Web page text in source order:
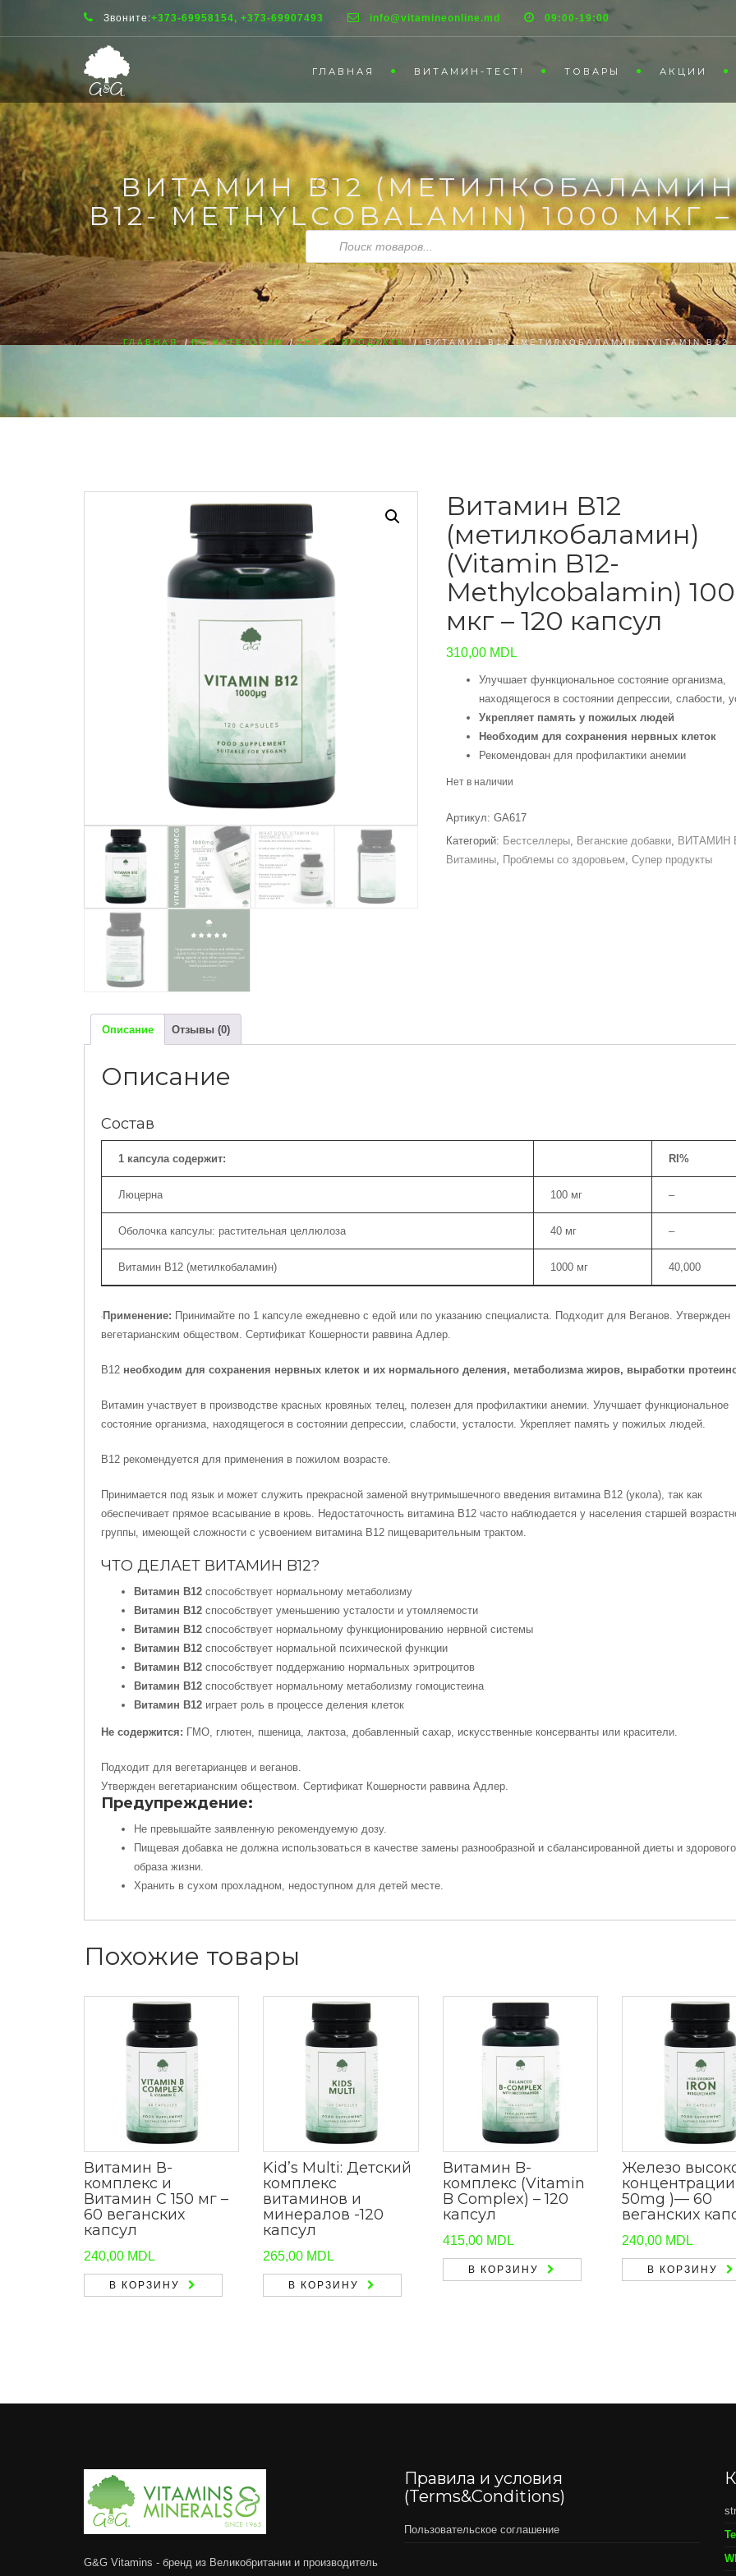
Звоните:+373-69958154, +373-69907493 info@vitamineonline.md 09:00-19:00
ГЛАВНАЯ ВИТАМИН-ТЕСТ! ТОВАРЫ АКЦИИ
ВИТАМИН B12 (МЕТИЛКОБАЛАМИН)
B12- METHYLCOBALAMIN) 1000 МКГ
Поиск
товаров
ГЛАВНАЯ /ПО КАТЕГОРИИ /СУПЕР ПРОДУКТЫ / ВИТАМИН B12 (МЕТИЛКОБАЛАМИН) (VITAMIN B12-
Витамин B12
(метилкобаламин)
(Vitamin B12-
Methylcobalamin)
мкг – 120 капсул
310,00 MDL
Улучшает функциональное состояние организма,
находящегося в состоянии депрессии, слабости,
Укрепляет память у пожилых людей
Необходим для сохранения нервных клеток
Рекомендован для профилактики анемии
Нет в наличии
Артикул: GA617
Категорий: Бестселлеры, Веганские добавки, ВИТАМИН
Витамины, Проблемы со здоровьем, Супер продукты
Описание Отзывы (0)
Описание
Состав
1 капсула содержит: RI%
Люцерна 100 мг –
Оболочка капсулы: растительная целлюлоза 40 мг –
Витамин B12 (метилкобаламин) 1000 мг 40,000
Применение: Принимайте по 1 капсуле ежедневно с едой или по указанию специалиста. Подходит для Веганов. Утвержден
вегетарианским обществом. Сертификат Кошерности раввина Адлер.
B12 необходим для сохранения нервных клеток и их нормального деления, метаболизма жиров, выработки
Витамин участвует в производстве красных кровяных телец, полезен для профилактики анемии. Улучшает функциональное
состояние организма, находящегося в состоянии депрессии, слабости, усталости. Укрепляет память у пожилых людей.
B12 рекомендуется для применения в пожилом возрасте.
Принимается под язык и может служить прекрасной заменой внутримышечного введения витамина B12 (укола), так как
обеспечивает прямое всасывание в кровь. Недостаточность витамина B12 часто наблюдается у населения старшей
группы, имеющей сложности с усвоением витамина B12 пищеварительным трактом.
ЧТО ДЕЛАЕТ ВИТАМИН B12?
Витамин B12 способствует нормальному метаболизму
Витамин B12 способствует уменьшению усталости и утомляемости
Витамин В12 способствует нормальному функционированию нервной системы
Витамин В12 способствует нормальной психической функции
Витамин B12 способствует поддержанию нормальных эритроцитов
Витамин B12 способствует нормальному метаболизму гомоцистеина
Витамин B12 играет роль в процессе деления клеток
Не содержится: ГМО, глютен, пшеница, лактоза, добавленный сахар, искусственные консерванты или красители.
Подходит для вегетарианцев и веганов.
Утвержден вегетарианским обществом. Сертификат Кошерности раввина Адлер.
Предупреждение:
Не превышайте заявленную рекомендуемую дозу.
Пищевая добавка не должна использоваться в качестве замены разнообразной и сбалансированной диеты и здорового
образа жизни.
Хранить в сухом прохладном, недоступном для детей месте.
Похожие товары
Витамин В-
комплекс и
Витамин C 150 мг –
60 веганских
капсул
240,00 MDL
В КОРЗИНУ
Kid’s Multi: Детский
комплекс
витаминов и
минералов -120
капсул
265,00 MDL
В КОРЗИНУ
Витамин B-
комплекс (Vitamin
B Complex) – 120
капсул
415,00 MDL
В КОРЗИНУ
Железо
50mg )— 60
веганских
240,00 MDL
В КОРЗИНУ
G&G Vitamins - бренд из Великобритании и производитель
Правила и условия
(Terms&Conditions)
Пользовательское соглашение